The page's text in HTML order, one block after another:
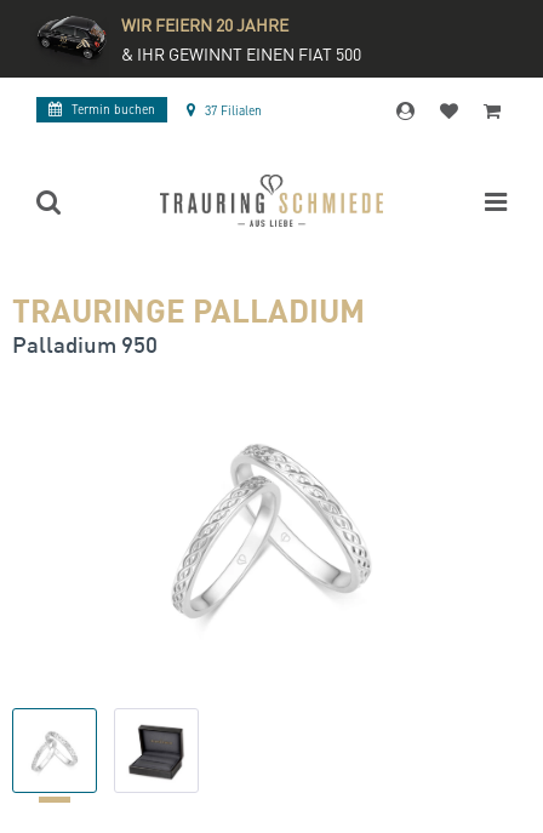
WIR FEIERN 20 JAHRE
& IHR GEWINNT EINEN FIAT 500
Termin buchen 37 Filialen
TRAURINGE PALLADIUM
Palladium 950